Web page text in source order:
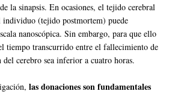
la sinapsis. En ocasiones, el tejido cerebral
individuo (tejido postmortem) puede
nanoscópica. Sin embargo, para que ello
tiempo transcurrido entre el fallecimiento de
cerebro sea inferior a cuatro horas.
las donaciones son fundamentales